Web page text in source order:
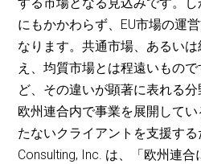
にもかかわらず、EU市場の運
なります。共通市場、あるい
え、均質市場とは程遠いもの
ど、その違いが顕著に表れる分
欧州連合内で事業を展開して
たないクライアントを支援す
Consulting, Inc. は、「欧州連